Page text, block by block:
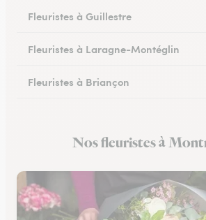
Fleuristes à Guillestre
Fleuristes à Laragne-Montéglin
Fleuristes à Briançon
Nos fleuristes à